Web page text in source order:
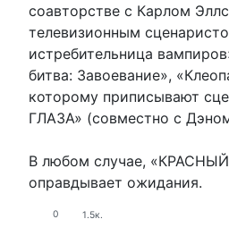
соавторстве с Карлом
телевизионным
истребительница
битва: Завоевание»,
которому приписывают
ГЛАЗА» (совместно с
В любом случае,
оправдывает ожидания.
0 1.5к.